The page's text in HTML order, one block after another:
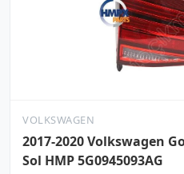
VOLKSWAGEN
2017-2020 Volkswagen
Sol HMP 5G0945093AG